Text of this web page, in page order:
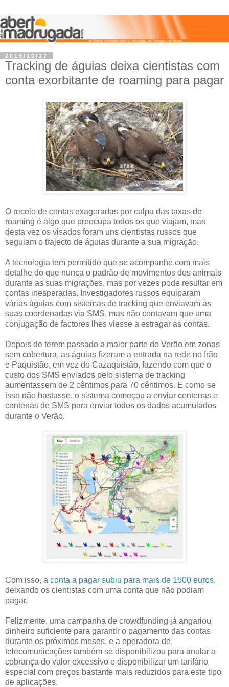
2019/10/27
Tracking de águias deixa cientistas com
conta exorbitante de roaming para pagar
O receio de contas exageradas por culpa das taxas de
roaming é algo que preocupa todos os que viajam, mas
desta vez os visados foram uns cientistas russos que
seguiam o trajecto de águias durante a sua migração.
A tecnologia tem permitido que se acompanhe com mais
detalhe do que nunca o padrão de movimentos dos animais
durante as suas migrações, mas por vezes pode resultar em
contas inesperadas. Investigadores russos equiparam
várias águias com sistemas de tracking que enviavam as
suas coordenadas via SMS, mas não contavam que uma
conjugação de factores lhes viesse a estragar as contas.
Depois de terem passado a maior parte do Verão em zonas
sem cobertura, as águias fizeram a entrada na rede no Irão
e Paquistão, em vez do Cazaquistão, fazendo com que o
custo dos SMS enviados pelo sistema de tracking
aumentassem de 2 cêntimos para 70 cêntimos. E como se
isso não bastasse, o sistema começou a enviar centenas e
centenas de SMS para enviar todos os dados acumulados
durante o Verão.
Com isso, a conta a pagar subiu para mais de 1500 euros,
deixando os cientistas com uma conta que não podiam
pagar.
Felizmente, uma campanha de crowdfunding já angariou
dinheiro suficiente para garantir o pagamento das contas
durante os próximos meses, e a operadora de
telecomunicações também se disponibilizou para anular a
cobrança do valor excessivo e disponibilizar um tarifário
especial com preços bastante mais reduzidos para este tipo
de aplicações.